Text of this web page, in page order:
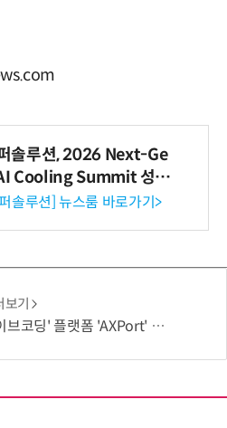
솔루션, 2026 Next-Ge
Cooling Summit 성황
료
솔루션] 뉴스룸 바로가기>
기
랫폼 'AXPort' 출시…AX 시장 본격 공략